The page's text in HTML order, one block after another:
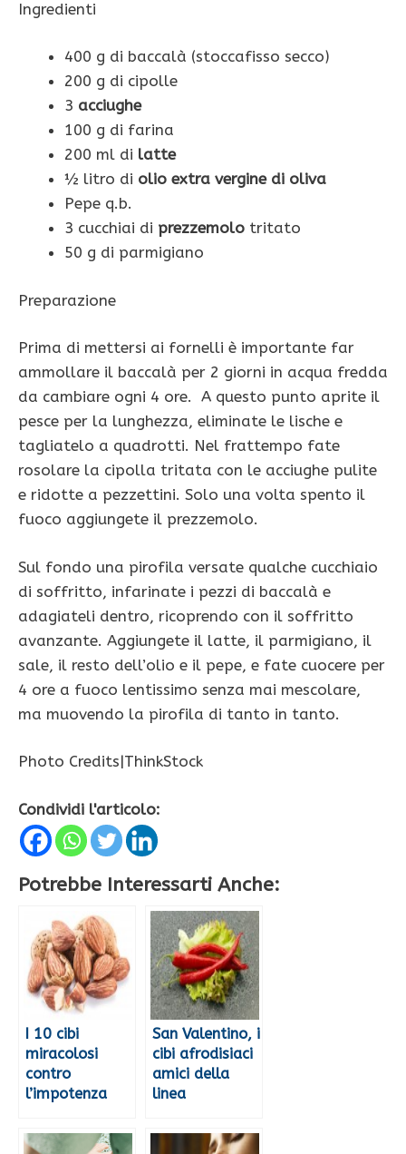
Ingredienti
400 g di baccalà (stoccafisso secco)
200 g di cipolle
3 acciughe
100 g di farina
200 ml di latte
½ litro di olio extra vergine di oliva
Pepe q.b.
3 cucchiai di prezzemolo tritato
50 g di parmigiano
Preparazione
Prima di mettersi ai fornelli è importante far
ammollare il baccalà per 2 giorni in acqua fredda
da cambiare ogni 4 ore. A questo punto aprite il
pesce per la lunghezza, eliminate le lische e
tagliatelo a quadrotti. Nel frattempo fate
rosolare la cipolla tritata con le acciughe pulite
e ridotte a pezzettini. Solo una volta spento il
fuoco aggiungete il prezzemolo.
Sul fondo una pirofila versate qualche cucchiaio
di soffritto, infarinate i pezzi di baccalà e
adagiateli dentro, ricoprendo con il soffritto
avanzante. Aggiungete il latte, il parmigiano, il
sale, il resto dell’olio e il pepe, e fate cuocere per
4 ore a fuoco lentissimo senza mai mescolare,
ma muovendo la pirofila di tanto in tanto.
Photo Credits|ThinkStock
Condividi l'articolo:
Potrebbe Interessarti Anche:
I 10 cibi
miracolosi
contro
l’impotenza
San Valentino, i
cibi afrodisiaci
amici della
linea